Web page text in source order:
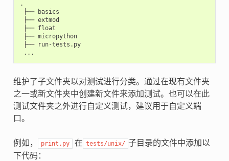
.
├── basics
├── extmod
├── float
├── micropython
├── run-tests.py
维护了子文件夹以对测试进行分类。通过在现有文件夹
之一或新文件夹中创建新文件来添加测试。也可以在此
测试文件夹之外进行自定义测试，建议用于自定义端
口。
例如， print.py 在 tests/unix/ 子目录的文件中添加以
下代码：